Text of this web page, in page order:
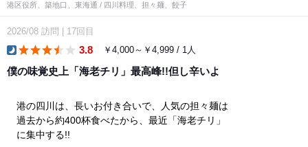
港区役所、築地口、東海通 / 四川料理、担々麺、餃子
2026/08 訪問 17回目
3.8 ￥4,000～￥4,999 / 1人
僕の味覚史上「海老チリ」最高峰!!但し辛いよ
港の四川は、長いお付き合いで、人気の担々麺は
過去から約400杯食べたから、最近「海老チリ」
に集中する!!